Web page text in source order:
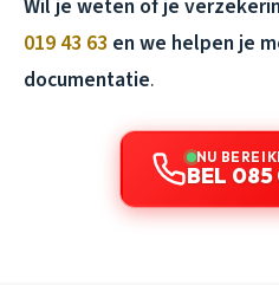
Wil je weten of je
019 43 63 en we helpen je
documentatie.
NU
BEL